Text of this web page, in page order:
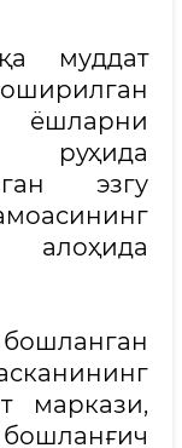
муддат
ёшларни
руҳида
эзгу
алоҳида
маркази,